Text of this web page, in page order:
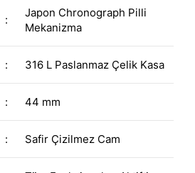
:
Japon Chronograph Pilli
Mekanizma
: 316 L Paslanmaz Çelik Kasa
: 44 mm
: Safir Çizilmez Cam